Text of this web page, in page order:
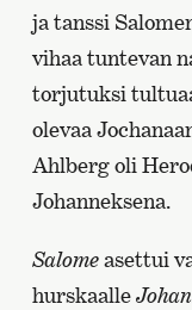
ja tanssi
vihaa tuntevan
torjutuksi
olevaa
Ahlberg oli
Johanneksena.
Salomeasettui
hurskaalle